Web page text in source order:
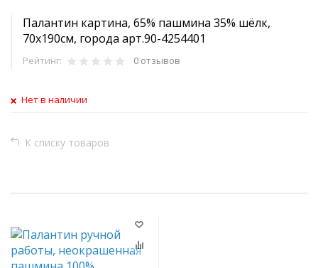
Палантин картина, 65% пашмина 35% шёлк,
70x190см, города арт.90-4254401
Рейтинг: 0 отзывов
Нет в наличии
К списку товаров